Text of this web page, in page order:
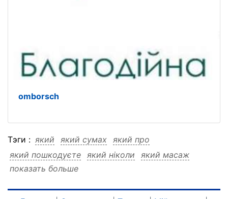
omborsch
Тэги : який який сумах який про
який пошкодуєте який ніколи
який масаж
який еротичний
показать больше